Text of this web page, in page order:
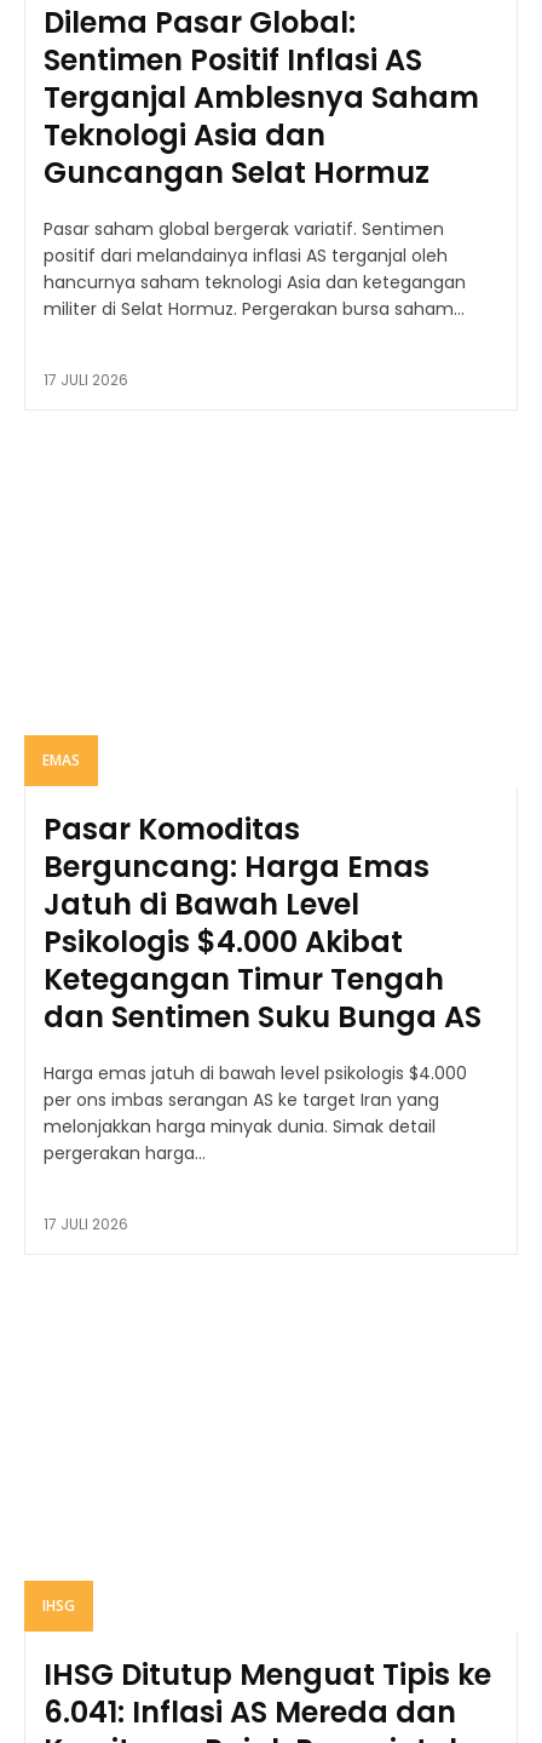
Dilema Pasar Global:
Sentimen Positif Inflasi AS
Terganjal Amblesnya Saham
Teknologi Asia dan
Guncangan Selat Hormuz
Pasar saham global bergerak variatif. Sentimen
positif dari melandainya inflasi AS terganjal oleh
hancurnya saham teknologi Asia dan ketegangan
militer di Selat Hormuz. Pergerakan bursa saham...
17 JULI 2026
EMAS
Pasar Komoditas
Berguncang: Harga Emas
Jatuh di Bawah Level
Psikologis $4.000 Akibat
Ketegangan Timur Tengah
dan Sentimen Suku Bunga AS
Harga emas jatuh di bawah level psikologis $4.000
per ons imbas serangan AS ke target Iran yang
melonjakkan harga minyak dunia. Simak detail
pergerakan harga...
17 JULI 2026
IHSG
IHSG Ditutup Menguat Tipis ke
6.041: Inflasi AS Mereda dan